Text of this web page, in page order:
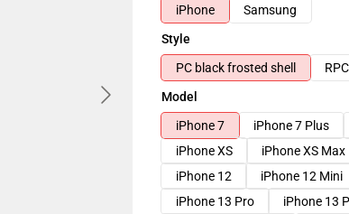
iPhone
Samsung
Style
PC black frosted shell
Model
iPhone 7
iPhone 7 Plus
iPhone XS
iPhone XS Max
iPhone 12
iPhone 12 Mini
iPhone 13 Pro
iPhone 13